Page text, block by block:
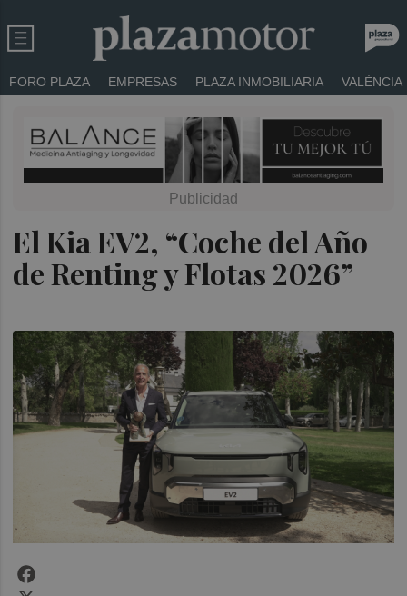
FORO PLAZA EMPRESAS PLAZA INMOBILIARIA VALÈNCIA
El Kia EV2, “Coche del Año
de Renting y Flotas 2026”